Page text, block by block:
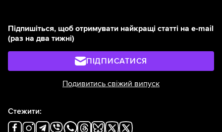
Підпишіться, щоб отримувати найкращі статті на e-mail
(раз на два тижні)
ПІДПИСАТИСЯ
Подивитись свіжий випуск
Стежити: